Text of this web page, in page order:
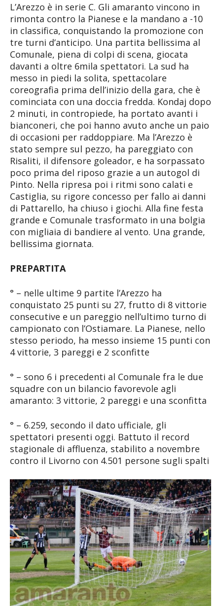
L’Arezzo è in serie C. Gli amaranto vincono in
rimonta contro la Pianese e la mandano a -10
in classifica, conquistando la promozione con
tre turni d’anticipo. Una partita bellissima al
Comunale, piena di colpi di scena, giocata
davanti a oltre 6mila spettatori. La sud ha
messo in piedi la solita, spettacolare
coreografia prima dell’inizio della gara, che è
cominciata con una doccia fredda. Kondaj dopo
2 minuti, in contropiede, ha portato avanti i
bianconeri, che poi hanno avuto anche un paio
di occasioni per raddoppiare. Ma l’Arezzo è
stato sempre sul pezzo, ha pareggiato con
Risaliti, il difensore goleador, e ha sorpassato
poco prima del riposo grazie a un autogol di
Pinto. Nella ripresa poi i ritmi sono calati e
Castiglia, su rigore concesso per fallo ai danni
di Pattarello, ha chiuso i giochi. Alla fine festa
grande e Comunale trasformato in una bolgia
con migliaia di bandiere al vento. Una grande,
bellissima giornata.
PREPARTITA
° – nelle ultime 9 partite l’Arezzo ha
conquistato 25 punti su 27, frutto di 8 vittorie
consecutive e un pareggio nell’ultimo turno di
campionato con l’Ostiamare. La Pianese, nello
stesso periodo, ha messo insieme 15 punti con
4 vittorie, 3 pareggi e 2 sconfitte
° – sono 6 i precedenti al Comunale fra le due
squadre con un bilancio favorevole agli
amaranto: 3 vittorie, 2 pareggi e una sconfitta
° – 6.259, secondo il dato ufficiale, gli
spettatori presenti oggi. Battuto il record
stagionale di affluenza, stabilito a novembre
contro il Livorno con 4.501 persone sugli spalti